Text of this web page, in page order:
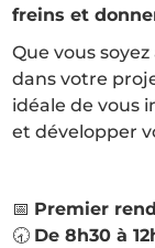
freins et
Que vous
dans votre
idéale de vous
et développer
📅 Premier
🕣 De 8h30 à